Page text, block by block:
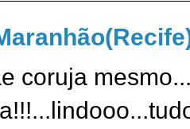
coruja